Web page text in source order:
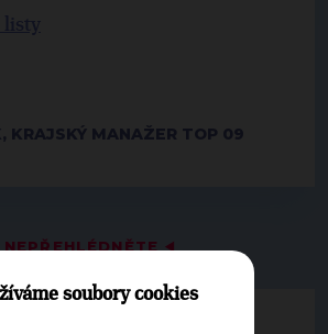
NEPŘEHLÉDNĚTE ◀
KRAJSKÝ MANAŽER TOP 09
soubory cookies